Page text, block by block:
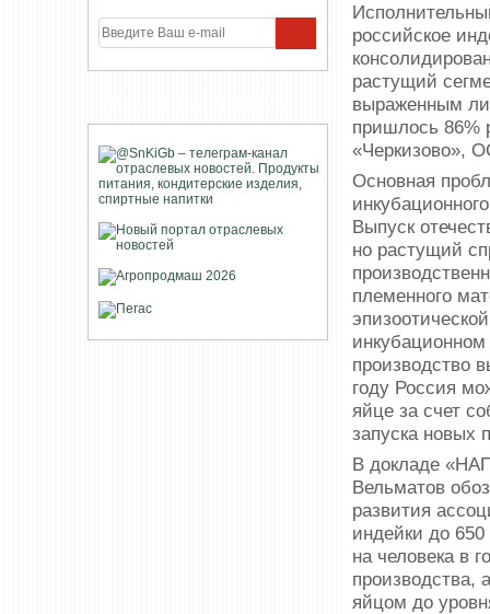
российское
растущий
выраженным
пришлось 86%
«Черкизово»,
Основная
Выпуск
но растущий
племенного
производство
году Россия
яйце за счет
запуска новых
В докладе
Вельматов
развития
индейки до
на человека в
производства,
яйцом до